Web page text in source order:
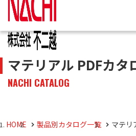
マテリアル PDFカタ
NACHI CATALOG
HOME 製品別カタログ一覧 マテリ